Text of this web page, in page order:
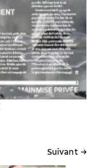
Suivant →